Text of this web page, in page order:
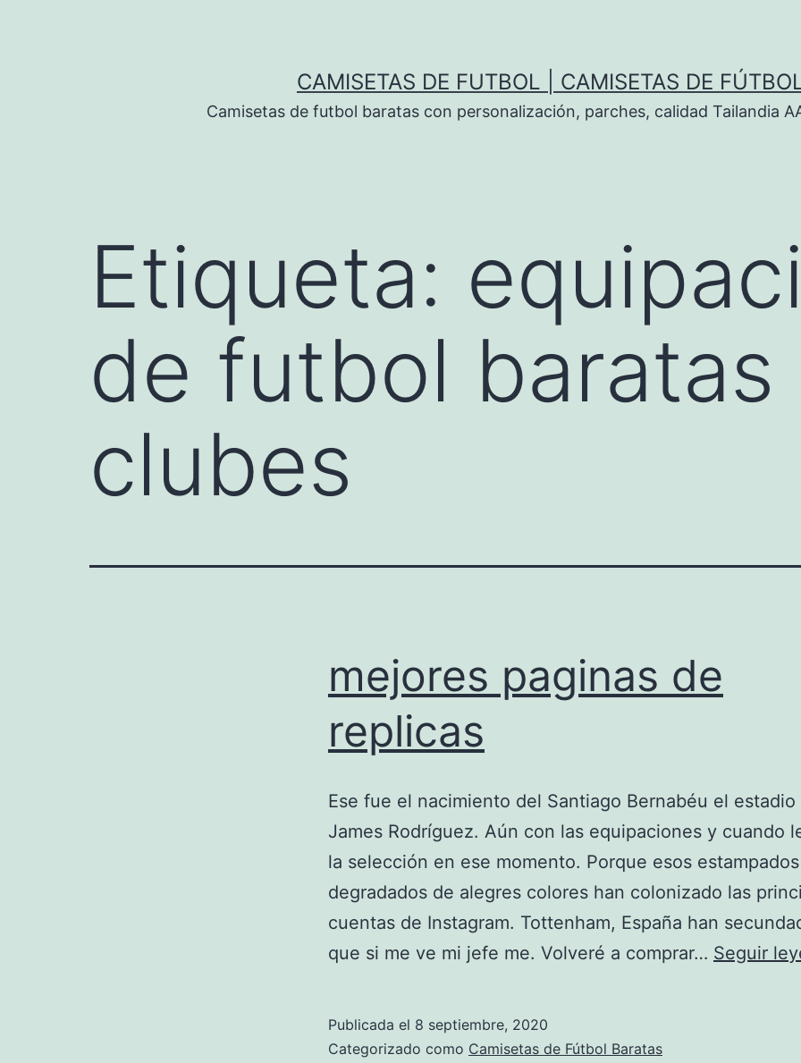
CAMISETAS DE FUTBOL | CAMISETAS DE
Camisetas de futbol baratas con personalización, parches, calidad Tailandia
Etiqueta:
de futbol baratas
clubes
mejores paginas de
replicas
Ese fue el nacimiento del Santiago Bernabéu el estadio
James Rodríguez. Aún con las equipaciones y cuando
la selección en ese momento. Porque esos estampados
degradados de alegres colores han colonizado las
cuentas de Instagram. Tottenham, España han
que si me ve mi jefe me. Volveré a comprar… Seguir
Publicada el 8 septiembre, 2020
Categorizado como Camisetas de Fútbol Baratas